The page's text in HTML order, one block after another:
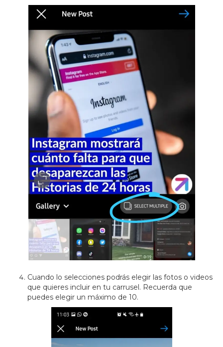
Cuando lo selecciones podrás elegir las fotos o videos
que quieres incluir en tu carrusel. Recuerda que
puedes elegir un máximo de 10.